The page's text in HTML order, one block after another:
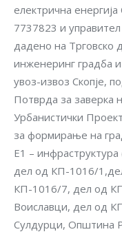
електрична
7737823 и
дадено на Трговско
инженеринг градба
увоз-извоз Скопје,
Потврда за заверка
Урбанистички
за формирање на
Е1 –
дел од КП-1016/
КП-1016/7, дел од
Воиславци, дел од
Сулдурци, Општина